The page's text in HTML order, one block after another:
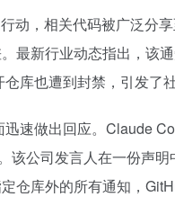
动，相关代码被广泛分
最新行业动态指出，该
库也遭到封禁，引发了
速做出回应。Claude
该公司发言人在一份声
仓库外的所有通知，